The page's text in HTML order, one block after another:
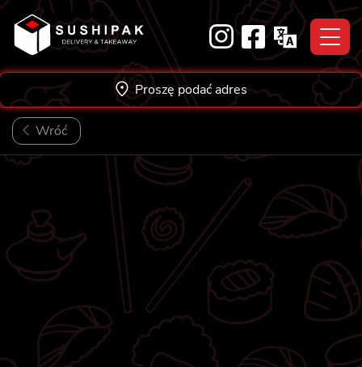
Skip
content
Proszę podać adres
Wróć